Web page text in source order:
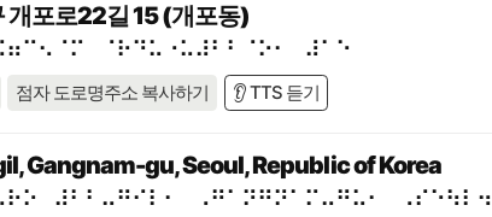
개포로22길 15 (개포동)
점자 도로명주소 복사하기 👂 TTS 듣기
Gangnam-gu, Seoul, Republic of Korea